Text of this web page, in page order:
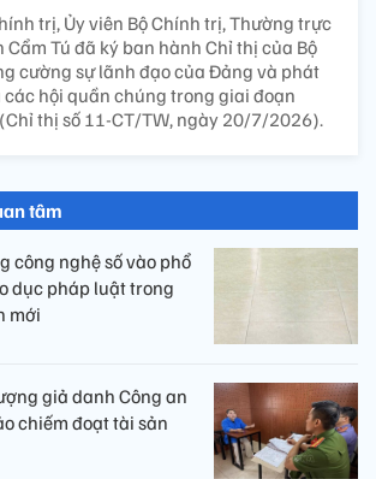
trị, Ủy viên Bộ Chính trị, Thường trực
Cẩm Tú đã ký ban hành Chỉ thị của Bộ
cường sự lãnh đạo của Đảng và phát
hội quần chúng trong giai đoạn
thị số 11-CT/TW, ngày 20/7/2026).
tâm
công nghệ số vào phổ
dục pháp luật trong
mới
giả danh Công an
chiếm đoạt tài sản